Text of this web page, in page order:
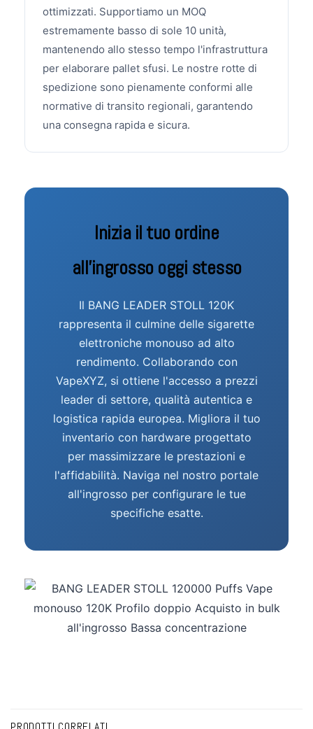
ottimizzati. Supportiamo un MOQ
estremamente basso di sole 10 unità,
mantenendo allo stesso tempo l'infrastruttura
per elaborare pallet sfusi. Le nostre rotte di
spedizione sono pienamente conformi alle
normative di transito regionali, garantendo
una consegna rapida e sicura.
Inizia il tuo ordine
all'ingrosso oggi stesso
Il BANG LEADER STOLL 120K
rappresenta il culmine delle sigarette
elettroniche monouso ad alto
rendimento. Collaborando con
VapeXYZ, si ottiene l'accesso a prezzi
leader di settore, qualità autentica e
logistica rapida europea. Migliora il tuo
inventario con hardware progettato
per massimizzare le prestazioni e
l'affidabilità. Naviga nel nostro portale
all'ingrosso per configurare le tue
specifiche esatte.